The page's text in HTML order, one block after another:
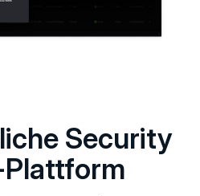
Security